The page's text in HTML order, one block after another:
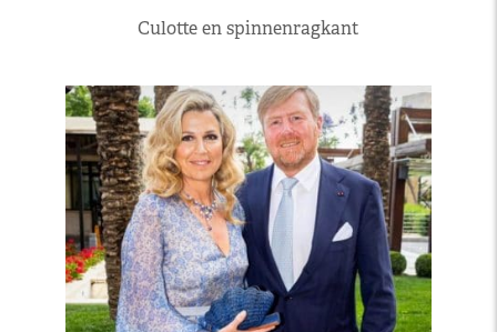
Culotte en spinnenragkant